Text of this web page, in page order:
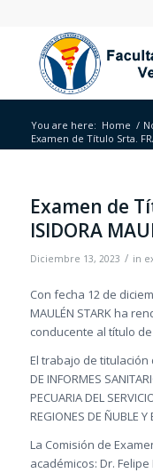
You are here: Home /
Examen de Título Srta.
Examen de
ISIDORA
Diciembre 13, 2023 / in
Con fecha 12 de
MAULÉN STARK ha
conducente al título
El trabajo de titulación
DE INFORMES
PECUARIA DEL
REGIONES DE ÑUBLE
La Comisión de
académicos: Dr.